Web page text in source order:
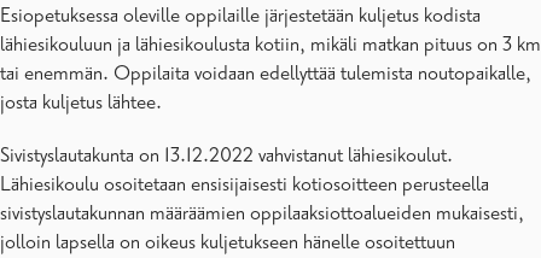
Esikoulun suunnitelmat
Hakeminen esiopetukseen
Oppimisen ja esiopetukseen osallistumisen tuki
Esikoulukuljetus
Valmistava opetus
Esiopetuksessa oleville oppilaille järjestetään kuljetus kodista
lähiesikouluun ja lähiesikoulusta kotiin, mikäli matkan pituus on 3 km
tai enemmän. Oppilaita voidaan edellyttää tulemista noutopaikalle,
josta kuljetus lähtee.
Sivistyslautakunta on 13.12.2022 vahvistanut lähiesikoulut.
Lähiesikoulu osoitetaan ensisijaisesti kotiosoitteen perusteella
sivistyslautakunnan määräämien oppilaaksiottoalueiden mukaisesti,
jolloin lapsella on oikeus kuljetukseen hänelle osoitettuun